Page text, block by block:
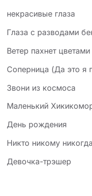
некрасивые глаза
Глаза с разводами
Ветер пахнет цветами
Соперница (Да это я
Звони из космоса
Маленький
День рождения
Никто никому
Девочка-трэшер